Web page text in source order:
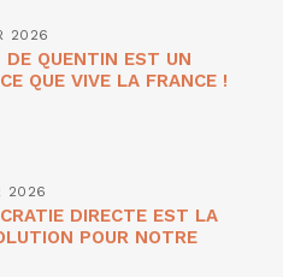
2026
DE QUENTIN EST UN
QUE VIVE LA FRANCE !
2026
DIRECTE EST LA
POUR NOTRE